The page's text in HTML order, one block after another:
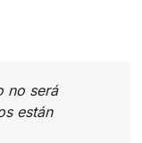
no será
están